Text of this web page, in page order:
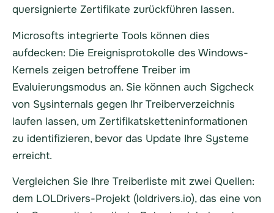
quersignierte Zertifikate zurückführen lassen.
Microsofts integrierte Tools können dies
aufdecken: Die Ereignisprotokolle des Windows-
Kernels zeigen betroffene Treiber im
Evaluierungsmodus an. Sie können auch Sigcheck
von Sysinternals gegen Ihr Treiberverzeichnis
laufen lassen, um Zertifikatsketteninformationen
zu identifizieren, bevor das Update Ihre Systeme
erreicht.
Vergleichen Sie Ihre Treiberliste mit zwei Quellen:
dem LOLDrivers-Projekt (loldrivers.io), das eine von